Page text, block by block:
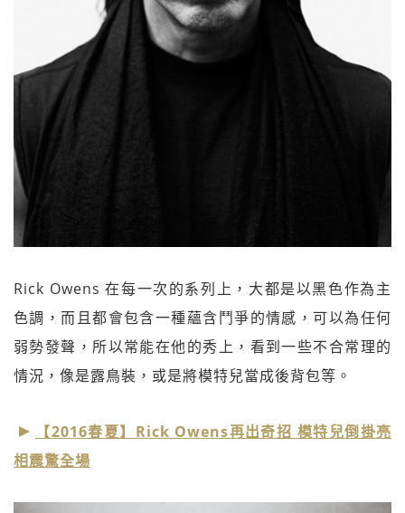
Rick Owens 在每一次的系列上，大都是以黑色作為主
色調，而且都會包含一種蘊含鬥爭的情感，可以為任何
弱勢發聲，所以常能在他的秀上，看到一些不合常理的
情況，像是露鳥裝，或是將模特兒當成後背包等。
【2016春夏】Rick Owens再出奇招 模特兒倒掛亮
相震驚全場